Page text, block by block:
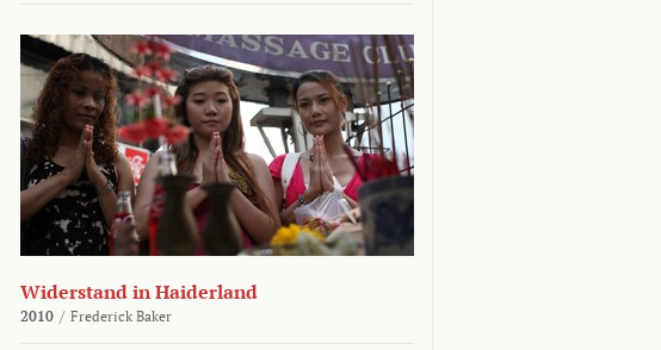
Widerstand in Haiderland
2010 / Frederick Baker